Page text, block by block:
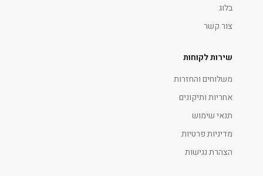
בלוג
צור קשר
שירות לקוחות
משלוחים והחזרות
אחריות ותיקונים
תנאי שימוש
מדיניות פרטיות
הצהרת נגישות